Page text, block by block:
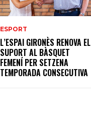
ESPORT
L’ESPAI GIRONÈS RENOVA EL
SUPORT AL BÀSQUET
FEMENÍ PER SETZENA
TEMPORADA CONSECUTIVA